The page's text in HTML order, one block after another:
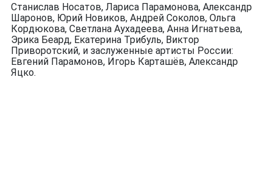
Станислав Носатов, Лариса Парамонова, Александр
Шаронов, Юрий Новиков, Андрей Соколов, Ольга
Кордюкова, Светлана Аухадеева, Анна Игнатьева,
Эрика Беард, Екатерина Трибуль, Виктор
Приворотский, и заслуженные артисты России:
Евгений Парамонов, Игорь Карташёв, Александр
Яцко.